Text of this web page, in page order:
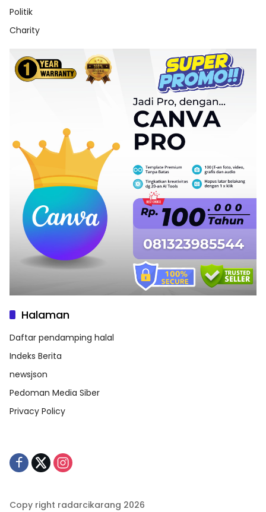
Politik
Charity
Halaman
Daftar pendamping halal
Indeks Berita
newsjson
Pedoman Media Siber
Privacy Policy
Copy right radarcikarang 2026